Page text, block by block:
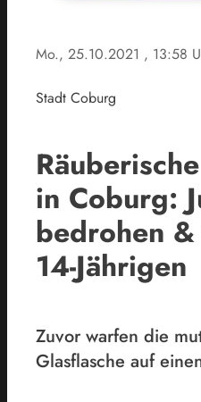
Mo., 25.10.2021 , 13:58
Stadt Coburg
in Coburg:
bedrohen
14-Jährigen
Zuvor warfen die
Glasflasche auf